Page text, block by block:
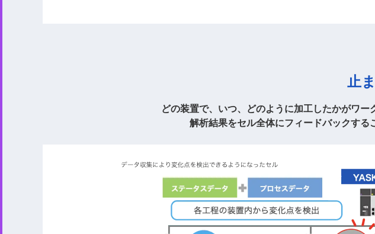
止
どの装置で、いつ、どのように加工したかがワー
解析結果をセル全体にフィードバックする